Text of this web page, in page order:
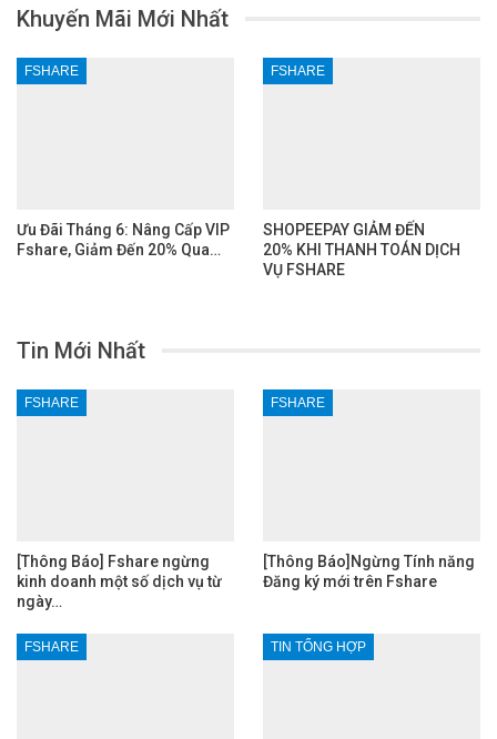
Khuyến Mãi Mới Nhất
FSHARE
Ưu Đãi Tháng 6: Nâng Cấp VIP
Fshare, Giảm Đến 20% Qua…
FSHARE
SHOPEEPAY GIẢM ĐẾN
20% KHI THANH TOÁN DỊCH
VỤ FSHARE
Tin Mới Nhất
FSHARE
[Thông Báo] Fshare ngừng
kinh doanh một số dịch vụ từ
ngày…
FSHARE
[Thông Báo]Ngừng Tính năng
Đăng ký mới trên Fshare
FSHARE TIN TỔNG HỢP